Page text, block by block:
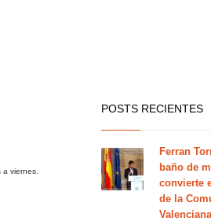
viernes.
POSTS RECIENTES
Ferran
baño de
convierte
de la
Valenciana